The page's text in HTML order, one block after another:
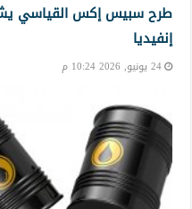
طرح سبيس إكس القياسي
إنفيديا
24 يونيو, 2026 10:24 م